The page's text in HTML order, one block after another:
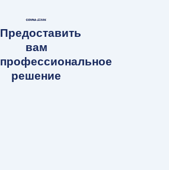
Предоставить
вам
профессиональное
решение